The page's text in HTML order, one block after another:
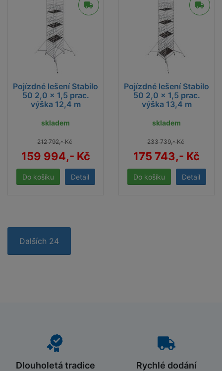
Pojízdné lešení Stabilo
50 2,0 x 1,5 prac.
výška 12,4 m
skladem
212 792,- Kč
159 994,- Kč
Detail
Pojízdné lešení Stabilo
50 2,0 x 1,5 prac.
výška 13,4 m
skladem
233 739,- Kč
175 743,- Kč
Detail
Dalších 24
Dlouholetá tradice Rychlé dodání